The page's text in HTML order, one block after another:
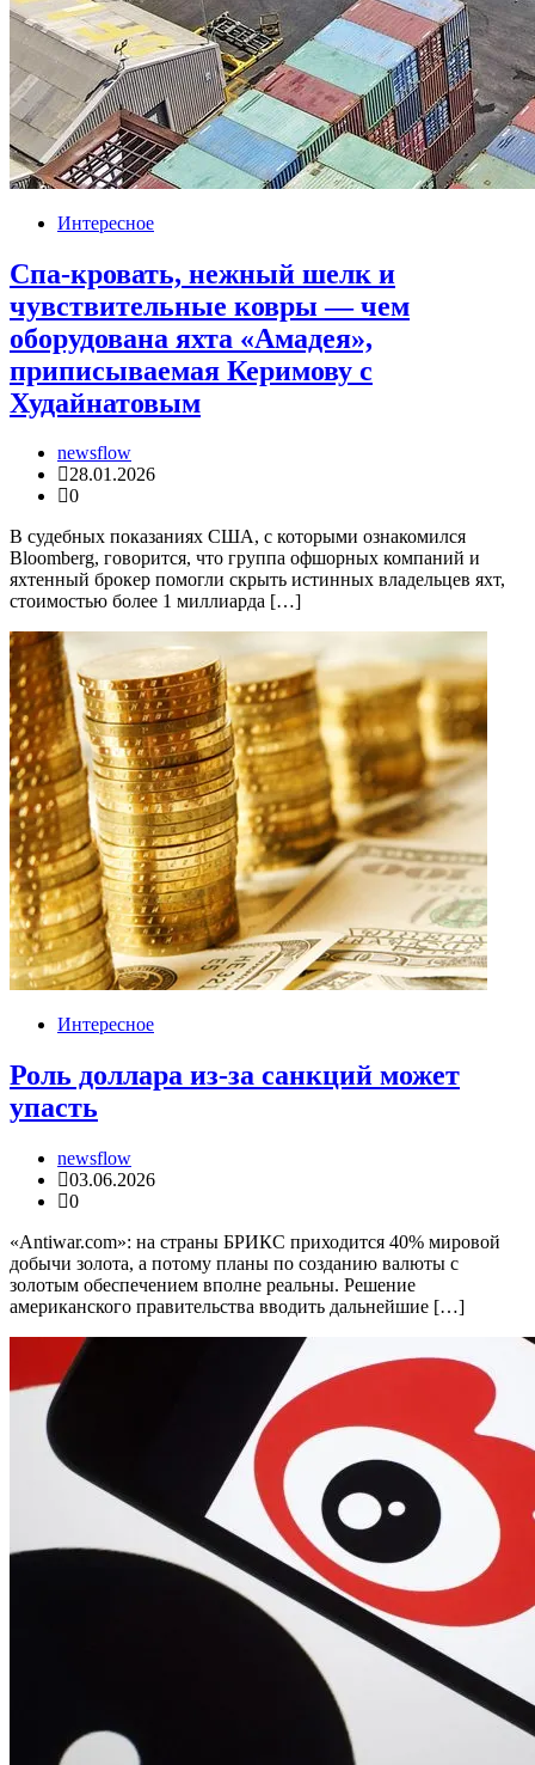
Интересное
Спа-кровать, нежный шелк и
чувствительные ковры — чем
оборудована яхта «Амадея»,
приписываемая Керимову с
Худайнатовым
newsflow
28.01.2026
0
В судебных показаниях США, с которыми ознакомился
Bloomberg, говорится, что группа офшорных компаний и
яхтенный брокер помогли скрыть истинных владельцев яхт,
стоимостью более 1 миллиарда […]
Интересное
Роль доллара из-за санкций может
упасть
newsflow
03.06.2026
0
«Antiwar.com»: на страны БРИКС приходится 40% мировой
добычи золота, а потому планы по созданию валюты с
золотым обеспечением вполне реальны. Решение
американского правительства вводить дальнейшие […]